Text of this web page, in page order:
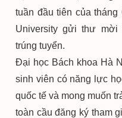
tuần đầu tiên của
University gửi thư
trúng tuyển.
Đại học Bách khoa Hà
sinh viên có năng lực
quốc tế và mong muốn
toàn cầu đăng ký tham